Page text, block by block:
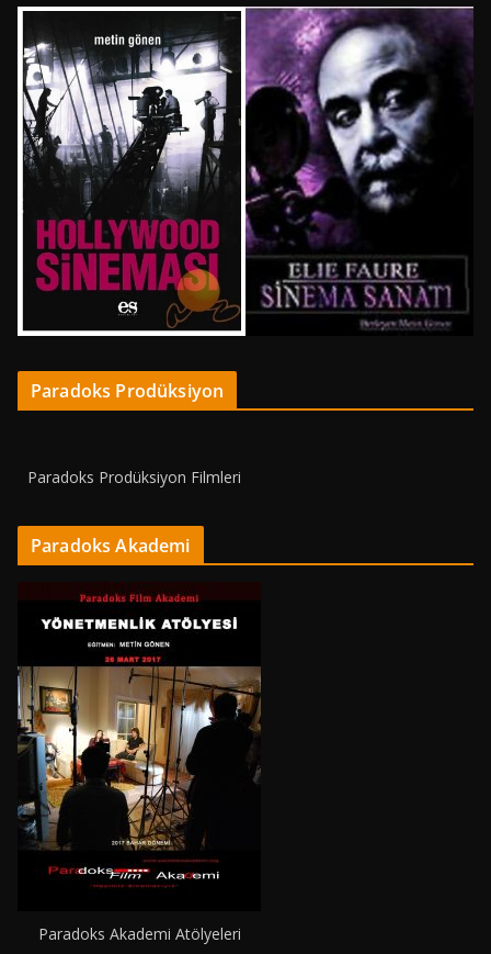
Paradoks Prodüksiyon
Paradoks Prodüksiyon Filmleri
Paradoks Akademi
Paradoks Akademi Atölyeleri